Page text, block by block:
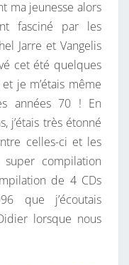
E
ma jeunesse alors
fasciné par les
Jarre et Vangelis
cet été quelques
je m’étais même
années 70 ! En
j’étais très étonné
celles-ci et les
compilation
de 4 CDs
que j’écoutais
lorsque nous